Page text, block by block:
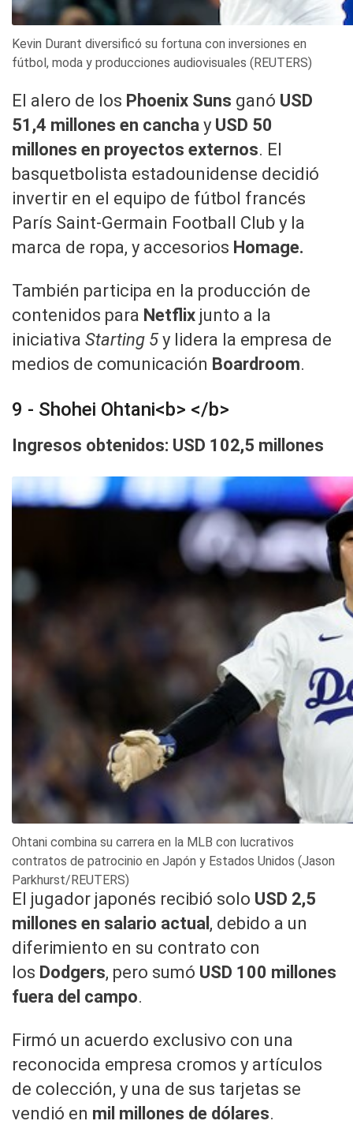
Kevin Durant diversificó su fortuna con inversiones en
fútbol, moda y producciones audiovisuales (REUTERS)
El alero de los Phoenix Suns ganó USD
51,4 millones en cancha y USD 50
millones en proyectos externos. El
basquetbolista estadounidense decidió
invertir en el equipo de fútbol francés
París Saint-Germain Football Club y la
marca de ropa, y accesorios Homage.
También participa en la producción de
contenidos para Netflix junto a la
iniciativa Starting 5 y lidera la empresa de
medios de comunicación Boardroom.
9 - Shohei Ohtani<b> </b>
Ingresos obtenidos: USD 102,5 millones
Ohtani combina su carrera en la MLB con lucrativos
contratos de patrocinio en Japón y Estados Unidos (Jason
Parkhurst/REUTERS)
El jugador japonés recibió solo USD 2,5
millones en salario actual , debido a un
diferimiento en su contrato con
los Dodgers, pero sumó USD 100 millones
fuera del campo.
Firmó un acuerdo exclusivo con una
reconocida empresa cromos y artículos
de colección, y una de sus tarjetas se
vendió en mil millones de dólares.